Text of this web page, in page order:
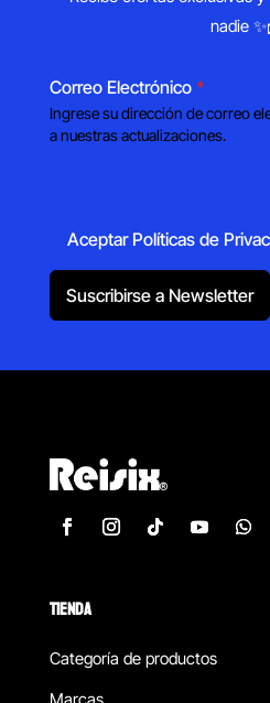
nadie
Correo Electrónico *
Ingrese su dirección de correo
a nuestras actualizaciones.
Aceptar Políticas de
Suscribirse a Newsletter
TIENDA
Categoría de productos
Marcas